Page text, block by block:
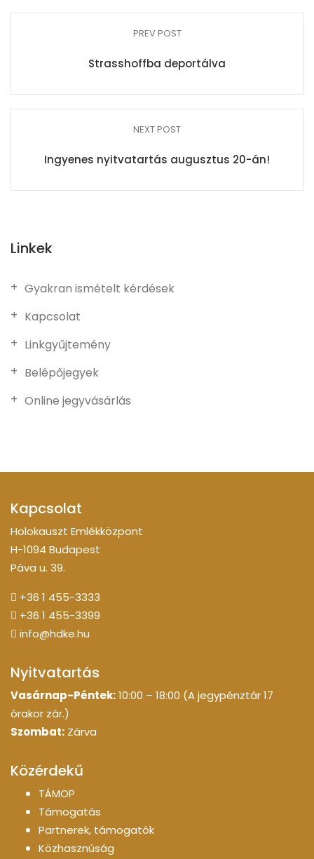
PREV POST
Strasshoffba deportálva
NEXT POST
Ingyenes nyitvatartás augusztus 20-án!
Linkek
Gyakran ismételt kérdések
Kapcsolat
Linkgyűjtemény
Belépőjegyek
Online jegyvásárlás
Kapcsolat
Holokauszt Emlékközpont
H-1094 Budapest
Páva u. 39.
+36 1 455-3333
+36 1 455-3399
info@hdke.hu
Nyitvatartás
Vasárnap-Péntek:10:00 – 18:00 (A jegypénztár 17
órakor zár.)
Szombat: Zárva
Közérdekű
TÁMOP
Támogatás
Partnerek, támogatók
Közhasznúság